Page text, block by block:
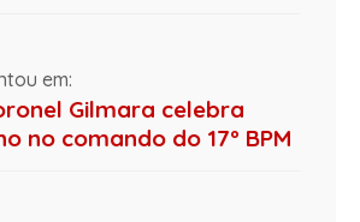
em:
Gilmara celebra
no comando do 17º BPM